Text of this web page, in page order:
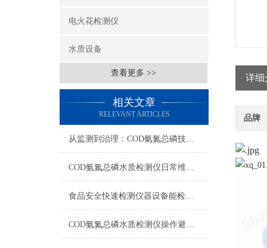
电火花检测仪
水质设备
查看更多 >>
相关文章
RELEVANT ARTICLES
从监测到治理：COD氨氮总磷技术的双领域实战解析
COD氨氮总磷水质检测仪日常维护与试剂管理，降低故障率就靠这几招
食品安全快速检测仪器设备能检什么？一张表说清适用范围
COD氨氮总磷水质检测仪操作避坑指南：这几个步骤直接影响数据准确性
详细
品牌